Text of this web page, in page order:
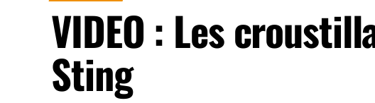
VIDEO : Les
Sting